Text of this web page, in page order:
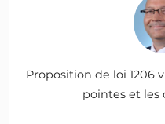
Proposition de loi 1206
pointes et les